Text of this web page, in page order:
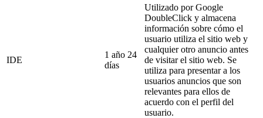
IDE
1 año 24
días
Utilizado por Google
DoubleClick y almacena
información sobre cómo el
usuario utiliza el sitio web y
cualquier otro anuncio antes
de visitar el sitio web. Se
utiliza para presentar a los
usuarios anuncios que son
relevantes para ellos de
acuerdo con el perfil del
usuario.